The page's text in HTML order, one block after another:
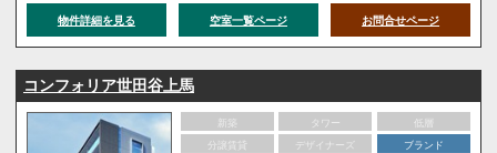
物件詳細を見る 空室一覧ページ お問合せページ
コンフォリア世田谷上馬
新築 タワー
低層
分譲賃貸
デザイナーズ
ブランド